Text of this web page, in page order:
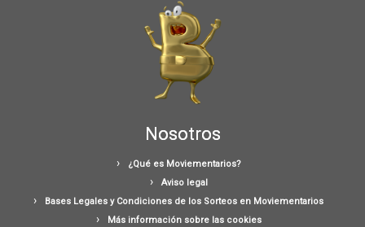
Nosotros
¿Qué es Moviementarios?
Aviso legal
Bases Legales y Condiciones de los Sorteos en Moviementarios
Más información sobre las cookies